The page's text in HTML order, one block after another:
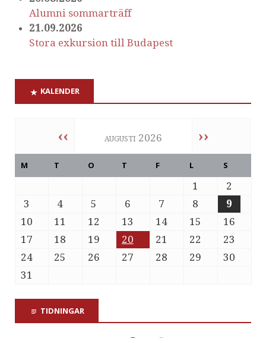
Alumni sommarträff
21.09.2026
Stora exkursion till Budapest
KALENDER
‹‹ augusti 2026 ››
M T O T F L S
1
2
3
4 5 6 7 8
9
10
11 12 13 14 15
16
17
18 19 20 21 22
23
24
25 26 27 28 29
30
31
TIDNINGAR